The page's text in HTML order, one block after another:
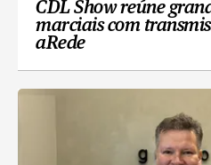
CDL Show reúne
marciais com
aRede